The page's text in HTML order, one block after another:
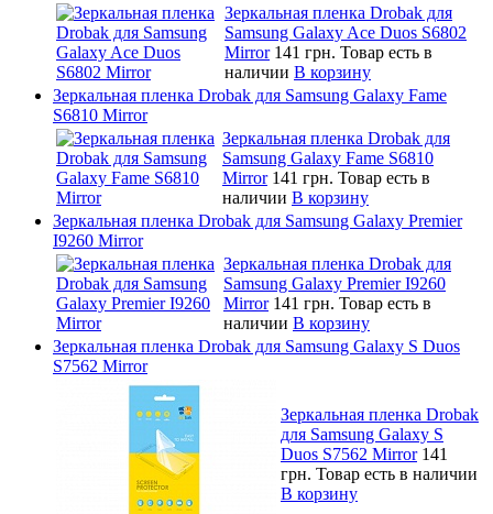
Зеркальная пленка Drobak для
Samsung Galaxy Ace Duos S6802
Mirror 141 грн. Товар есть в
наличии В корзину
Зеркальная пленка Drobak для Samsung Galaxy Fame
S6810 Mirror
Зеркальная пленка Drobak для
Samsung Galaxy Fame S6810
Mirror 141 грн. Товар есть в
наличии В корзину
Зеркальная пленка Drobak для Samsung Galaxy Premier
I9260 Mirror
Зеркальная пленка Drobak для
Samsung Galaxy Premier I9260
Mirror 141 грн. Товар есть в
наличии В корзину
Зеркальная пленка Drobak для Samsung Galaxy S Duos
S7562 Mirror
Зеркальная пленка Drobak
для Samsung Galaxy S
Duos S7562 Mirror 141
грн. Товар есть в наличии
В корзину